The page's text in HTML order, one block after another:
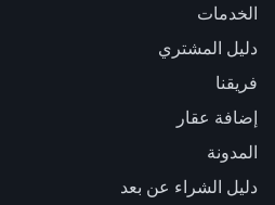
الخدمات
دليل المشتري
فريقنا
إضافة عقار
المدونة
دليل الشراء عن بعد